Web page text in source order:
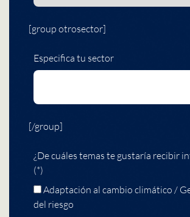
[group otrosector]
Especifica tu sector
[/group]
¿De cuáles temas te gustaría recibir
(*)
Adaptación al cambio climático /
del riesgo